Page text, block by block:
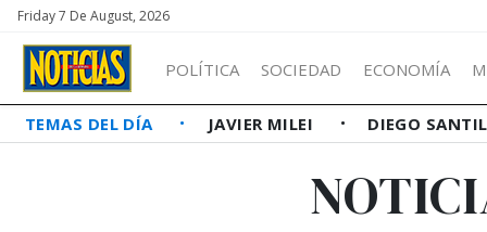
Friday 7 De August, 2026
POLÍTICA SOCIEDAD ECONOMÍA
TEMAS DEL DÍA JAVIER MILEI DIEGO